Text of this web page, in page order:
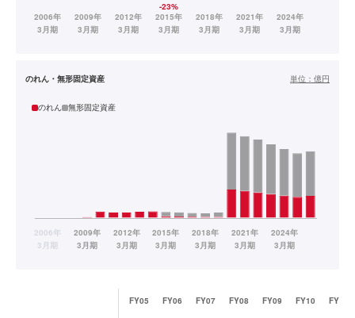
のれん・無形固定資産 単位： 億円
のれん 無形固定資産
FY05 FY06 FY07 FY08 FY09 FY10 FY11